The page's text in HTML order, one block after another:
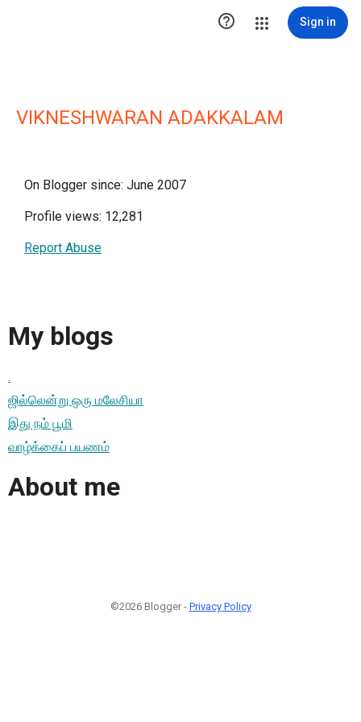
 Sign in
VIKNESHWARAN ADAKKALAM
On Blogger since: June 2007
Profile views: 12,281
Report Abuse
My blogs
.
ஜில்லென்று ஒரு மலேசியா
இது நம் பூமி
வாழ்க்கைப் பயணம்
About me
©2026 Blogger - Privacy Policy